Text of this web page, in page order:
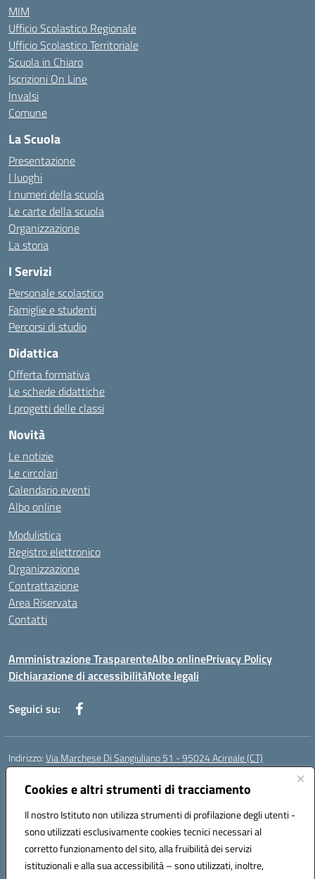
Cookies e altri strumenti di tracciamento
Il nostro Istituto non utilizza strumenti di profilazione degli utenti -
sono utilizzati esclusivamente cookies tecnici necessari al
corretto funzionamento del sito, alla fruibilità dei servizi
istituzionali e alla sua accessibilità – sono utilizzati, inoltre,
MIM
Ufficio Scolastico Regionale
Ufficio Scolastico Territoriale
Scuola in Chiaro
Iscrizioni On Line
Invalsi
Comune
La Scuola
Presentazione
I luoghi
I numeri della scuola
Le carte della scuola
Organizzazione
La storia
I Servizi
Personale scolastico
Famiglie e studenti
Percorsi di studio
Didattica
Offerta formativa
Le schede didattiche
I progetti delle classi
Novità
Le notizie
Le circolari
Calendario eventi
Albo online
Modulistica
Registro elettronico
Organizzazione
Contrattazione
Area Riservata
Contatti
Amministrazione TrasparenteAlbo onlinePrivacy Policy
Dichiarazione di accessibilitàNote legali
Seguici su:
Indirizzo:Via Marchese Di Sangiuliano 51 - 95024 Acireale (CT)
Centralino:
Posta elettronica certificata (PEC):ctic8at00b@pec.istruzione.it
Codice fiscale: 81001970870
Codice meccanografico:CTIC8AT00B
Codice Indice delle Pubbliche Amministrazioni (IPA): istsc_ctic8at00b
Codice unico di fatturazione (CUF): UFM1P6